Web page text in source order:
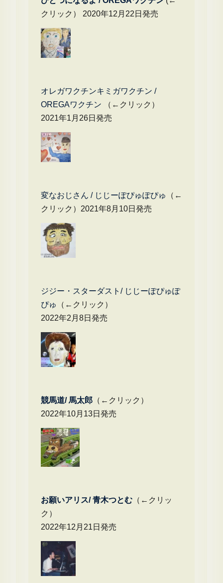
クリック） 2020年12月22日発売
オレガワクチンキミガワクチン /
OREGAワクチン （←クリック）
2021年1月26日発売
変なおじさん / じじーぽぴゅぽぴゅ
（←
クリック）2021年8月10日発売
ジジー・スターダスト/ じじーぽぴゅぽ
ぴゅ
（←クリック）
2022年2月8日発売
競馬道/ 馬太郎（←クリック）
2022年10月13日発売
お願いアリス/ 青木つとむ（←クリッ
ク）
2022年12月21日発売